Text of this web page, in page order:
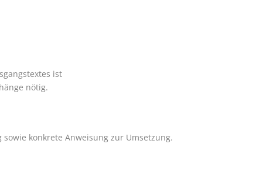
ist
nötig.
konkrete Anweisung zur Umsetzung.